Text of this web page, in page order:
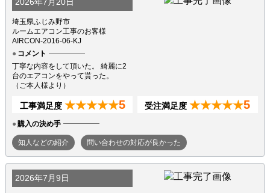
2026年7月20日
埼玉県ふじみ野市
ルームエアコン工事のお客様
AIRCON-2016-06-KJ
コメント
丁寧な内容をして頂いた。 綺麗に2
台のエアコンをやって貰った。
（ご本人様より）
工事満足度 ★★★★★5 受注満足度 ★★★★★5
購入の決め手
知人などの紹介 問い合わせの対応が良かった
2026年7月9日